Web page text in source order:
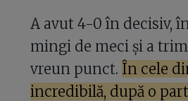
A avut 4-0 în decisiv,
mingi de meci și a
vreun punct. În cele
incredibilă, după o